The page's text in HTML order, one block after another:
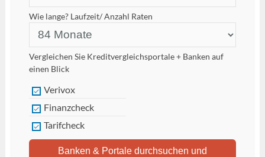
Wie lange?Laufzeit/ Anzahl Raten
Vergleichen Sie Kreditvergleichsportale + Banken auf
einen Blick
Verivox
Finanzcheck
Tarifcheck
Banken & Portale durchsuchen und